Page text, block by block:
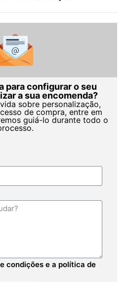
para configurar o seu
a sua encomenda?
sobre personalização,
de compra, entre em
guiá-lo durante todo o
condições e a política de